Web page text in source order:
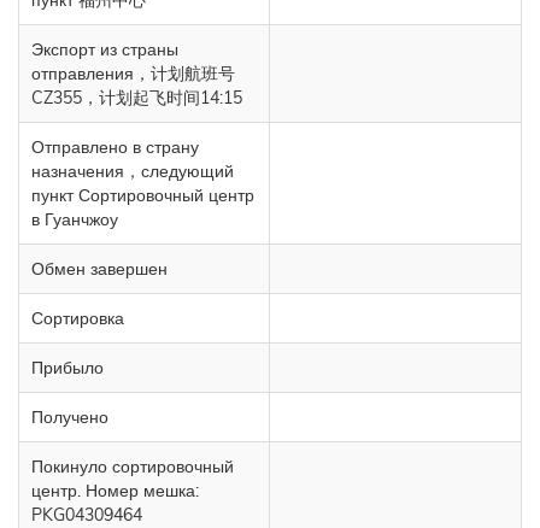
Экспорт из страны
отправления，计划航班号
CZ355，计划起飞时间14:15
Отправлено в страну
назначения，следующий
пункт Сортировочный центр
в Гуанчжоу
Обмен завершен
Сортировка
Прибыло
Получено
Покинуло сортировочный
центр. Номер мешка:
PKG04309464